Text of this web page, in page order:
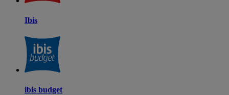
Ibis
ibis budget